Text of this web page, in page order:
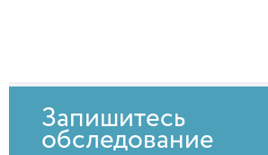
обследование